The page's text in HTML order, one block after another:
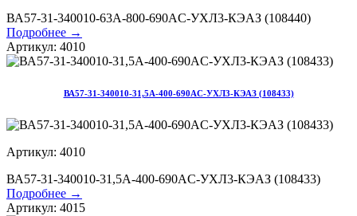
ВА57-31-340010-63А-800-690AC-УХЛ3-КЭАЗ (108440)
Подробнее →
Артикул: 4010
ВА57-31-340010-31,5А-400-690AC-УХЛ3-КЭАЗ (108433)
Артикул: 4010
ВА57-31-340010-31,5А-400-690AC-УХЛ3-КЭАЗ (108433)
Подробнее →
Артикул: 4015